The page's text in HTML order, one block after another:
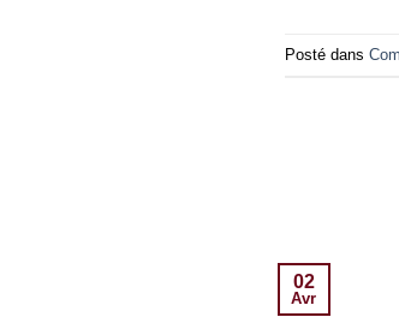
Posté dans
02
Avr